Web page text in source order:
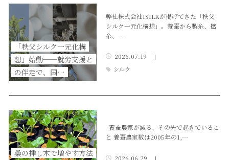
「秩父シルク一元化構
想」始動──就労支援と
の伴走で、国…
弊社株式会社ISILKが掲げてきた「秩父
シルク一元化構想」。養蚕から製糸、撚
糸、…
2026.07.19
シルク
桑の挿し木で増やす方法
養蚕農家が減る、その先で起きているこ
と 養蚕農家数は2005年の1,…
2026.06.29